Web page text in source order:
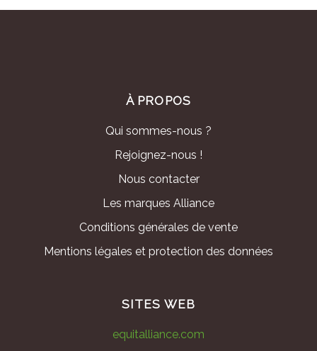
À PROPOS
Qui sommes-nous ?
Rejoignez-nous !
Nous contacter
Les marques Alliance
Conditions générales de vente
Mentions légales et protection des données
SITES WEB
equitalliance.com